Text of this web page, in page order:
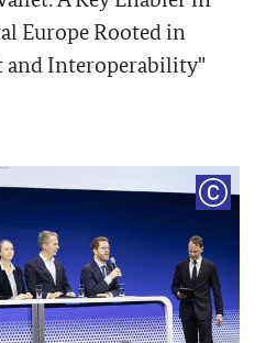
Europe Rooted in
and Interoperability"